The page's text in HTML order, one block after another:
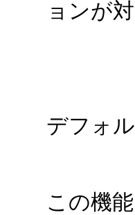
ョンが
デフォ
この機